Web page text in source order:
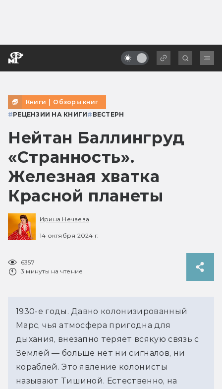
Книги | Обзоры книг
#РЕЦЕНЗИИ НА КНИГИ# ВЕСТЕРН
Нейтан Баллингруд
«Странность».
Железная хватка
Красной планеты
Ирина Нечаева
14 октября 2024 г.
6357
3 минуты на чтение
1930-е годы. Давно колонизированный
Марс, чья атмосфера пригодна для
дыхания, внезапно теряет всякую связь с
Землёй — больше нет ни сигналов, ни
кораблей. Это явление колонисты
называют Тишиной. Естественно, на